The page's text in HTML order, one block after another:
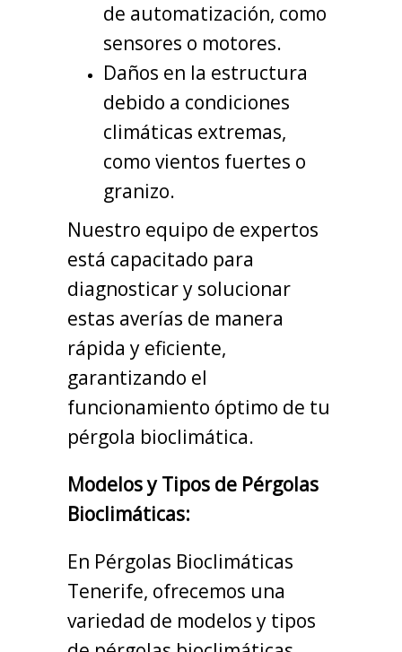
de automatización, como
sensores o motores.
Daños en la estructura
debido a condiciones
climáticas extremas,
como vientos fuertes o
granizo.
Nuestro equipo de expertos
está capacitado para
diagnosticar y solucionar
estas averías de manera
rápida y eficiente,
garantizando el
funcionamiento óptimo de tu
pérgola bioclimática.
Modelos y Tipos de Pérgolas
Bioclimáticas:
En Pérgolas Bioclimáticas
Tenerife, ofrecemos una
variedad de modelos y tipos